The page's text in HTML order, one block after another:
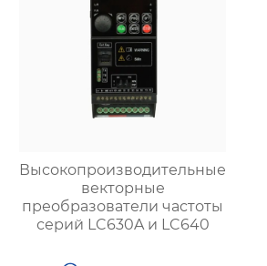
Высокопроизводительные
векторные
преобразователи частоты
серий LC630A и LC640